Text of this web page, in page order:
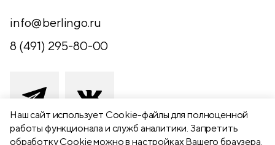
Наш сайт использует Сookie-файлы для полноценной
работы функционала и служб аналитики. Запретить
обработку Cookie можно в настройках Вашего браузера.
Контакты
Обратная связь
Письменные принадлежности
Канцелярские принадлежности
Чертежные принадлежности
Хобби и творчество
Презентационное оборудование
info@berlingo.ru
8 (491) 295-80-00